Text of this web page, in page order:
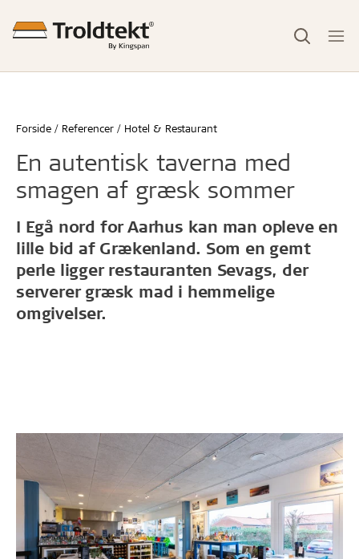
Forside Referencer Hotel & Restaurant
En autentisk taverna med
smagen af græsk sommer
I Egå nord for Aarhus kan man opleve en
lille bid af Grækenland. Som en gemt
perle ligger restauranten Sevags, der
serverer græsk mad i hemmelige
omgivelser.